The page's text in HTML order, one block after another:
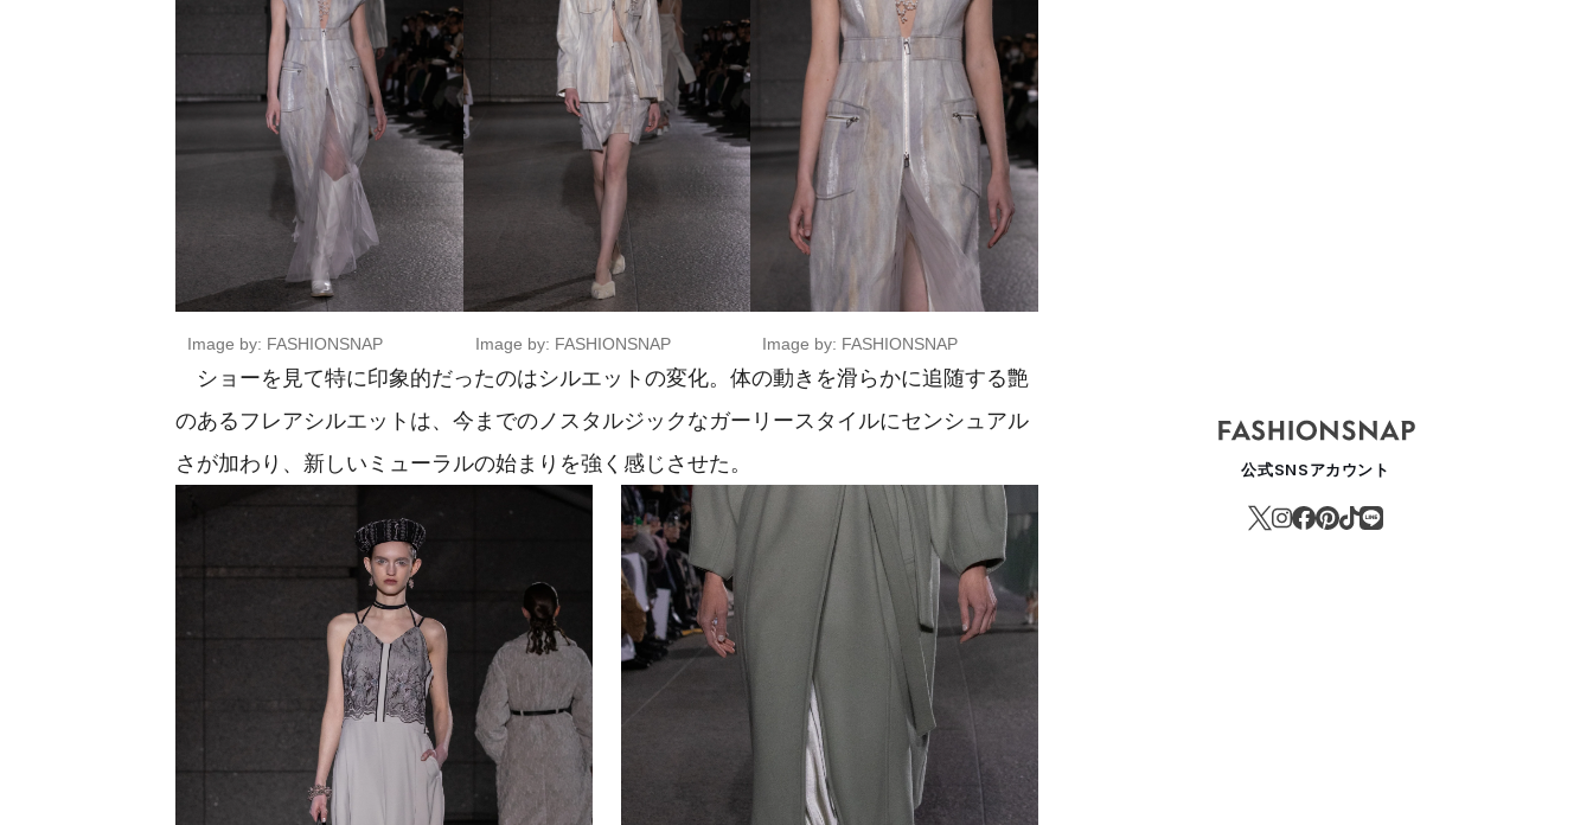
Image by: FASHIONSNAP Image by: FASHIONSNAP Image by: FASHIONSNAP
ショーを見て特に印象的だったのはシルエットの変化。体の動きを滑らかに追随する艶
のあるフレアシルエットは、今までのノスタルジックなガーリースタイルにセンシュアル
さが加わり、新しいミューラルの始まりを強く感じさせた。
公式SNSアカウント